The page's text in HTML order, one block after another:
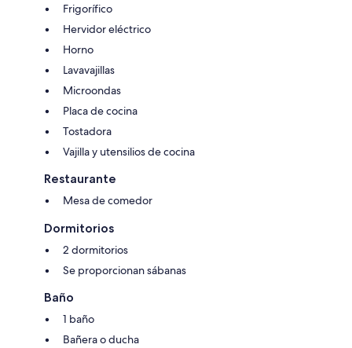
Frigorífico
Hervidor eléctrico
Horno
Lavavajillas
Microondas
Placa de cocina
Tostadora
Vajilla y utensilios de cocina
Restaurante
Mesa de comedor
Dormitorios
2 dormitorios
Se proporcionan sábanas
Baño
1 baño
Bañera o ducha